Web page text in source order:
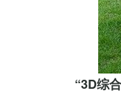
“3D综